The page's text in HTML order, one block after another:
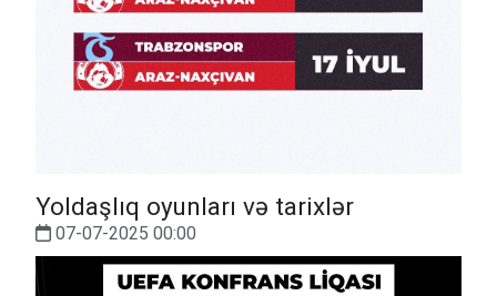
Yoldaşlıq oyunları və tarixlər
07-07-2025 00:00